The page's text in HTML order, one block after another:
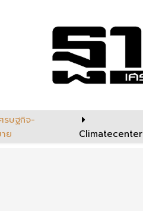
รษฐกิจ-
ย
Climatecenter